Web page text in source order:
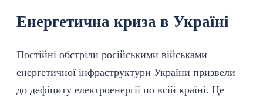
Енергетична криза в Україні
Постійні обстріли російськими військами
енергетичної інфраструктури України призвели
до дефіциту електроенергії по всій країні. Це